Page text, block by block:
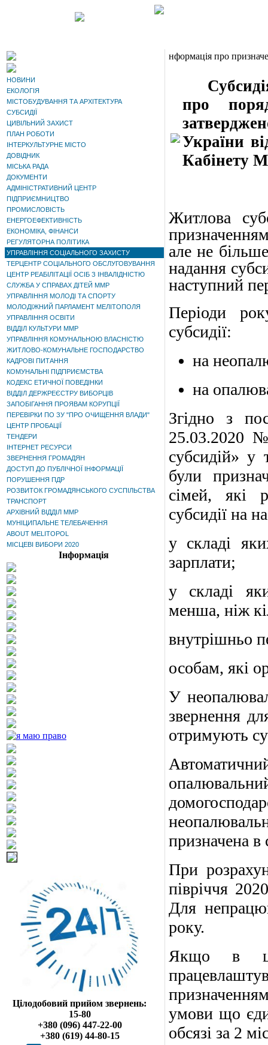
НОВИНИ
ЕКОЛОГІЯ
МІСТОБУДУВАННЯ ТА АРХІТЕКТУРА
СУБСИДІЇ
ЦИВІЛЬНИЙ ЗАХИСТ
ПЛАН РОБОТИ
ІНТЕРКУЛЬТУРНЕ МІСТО
ДОВІДНИК
МІСЬКА РАДА
ДОКУМЕНТИ
АДМІНІСТРАТИВНИЙ ЦЕНТР
ПІДПРИЄМНИЦТВО
ПРОМИСЛОВІСТЬ
ЕНЕРГОЕФЕКТИВНІСТЬ
ЕКОНОМІКА, ФІНАНСИ
РЕГУЛЯТОРНА ПОЛІТИКА
УПРАВЛІННЯ СОЦІАЛЬНОГО ЗАХИСТУ
ТЕРЦЕНТР СОЦІАЛЬНОГО ОБСЛУГОВУВАННЯ
ЦЕНТР РЕАБІЛІТАЦІЇ ОСІБ З ІНВАЛІДНІСТЮ
СЛУЖБА У СПРАВАХ ДІТЕЙ ММР
УПРАВЛІННЯ МОЛОДІ ТА СПОРТУ
МОЛОДІЖНИЙ ПАРЛАМЕНТ МЕЛІТОПОЛЯ
УПРАВЛІННЯ ОСВІТИ
ВІДДІЛ КУЛЬТУРИ ММР
УПРАВЛІННЯ КОМУНАЛЬНОЮ ВЛАСНІСТЮ
ЖИТЛОВО-КОМУНАЛЬНЕ ГОСПОДАРСТВО
КАДРОВІ ПИТАННЯ
КОМУНАЛЬНІ ПІДПРИЄМСТВА
КОДЕКС ЕТИЧНОЇ ПОВЕДІНКИ
ВІДДІЛ ДЕРЖРЕЄСТРУ ВИБОРЦІВ
ЗАПОБІГАННЯ ПРОЯВАМ КОРУПЦІЇ
ПЕРЕВІРКИ ПО ЗУ "ПРО ОЧИЩЕННЯ ВЛАДИ"
ЦЕНТР ПРОБАЦІЇ
ТЕНДЕРИ
ІНТЕРНЕТ РЕСУРСИ
ЗВЕРНЕННЯ ГРОМАДЯН
ДОСТУП ДО ПУБЛІЧНОЇ ІНФОРМАЦІЇ
ПОРУШЕННЯ ПДР
РОЗВИТОК ГРОМАДЯНСЬКОГО СУСПІЛЬСТВА
ТРАНСПОРТ
АРХІВНИЙ ВІДДІЛ ММР
МУНІЦИПАЛЬНЕ ТЕЛЕБАЧЕННЯ
ABOUT MELITOPOL
МІСЦЕВІ ВИБОРИ 2020
Інформація
Цілодобовий прийом звернень:
15-80
+380 (096) 447-22-00
+380 (619) 44-80-15
нформація про
Субсидія
про
України
Кабінету
Житлова
але не
надання
наступний
Періоди
субсидії:
на
на
Згідно з
25.03.2020
субсидій» у
були
сімей, які
субсидії на
у складі
зарплати;
у складі
менша, ніж
внутрішньо
особам, які
У
звернення
отримують
призначена
При
півріччя
Для
року.
Якщо в
умови що
обсязі за 2